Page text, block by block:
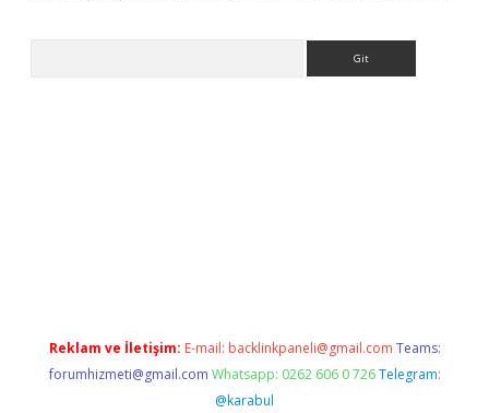
Reklam ve İletişim: E-mail: backlinkpaneli@gmail.com Teams:
forumhizmeti@gmail.com Whatsapp: 0262 606 0 726 Telegram:
@karabul